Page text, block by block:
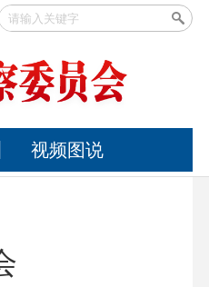
视频图说